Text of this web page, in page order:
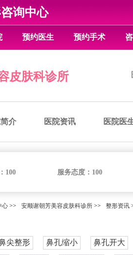
询中心
预约医生 预约手术
皮肤科诊所
介 医院资讯 医院医
100 服务态度： 100
心 >> 安顺谢朝芳美容皮肤科诊所 >> 整形资讯
尖整形 鼻孔缩小 鼻孔开大